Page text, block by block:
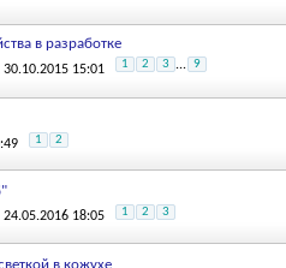
в разработке
30.10.2015 15:01 1 2 3 ... 9
1 2
24.05.2016 18:05 1 2 3
в кожухе